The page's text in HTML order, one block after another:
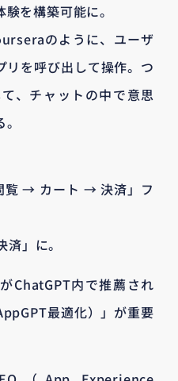
を構築可能に。
のように、ユーザ
リを呼び出して操作。つ
、チャットの中で意思
覧 → カート → 決済」フ
」に。
ChatGPT内で推薦され
最適化）」が重要